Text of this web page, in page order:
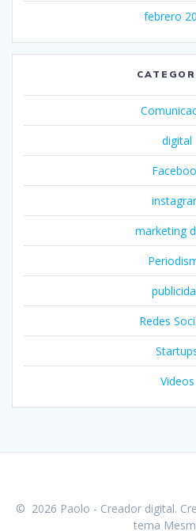
febrero
digital
marketing
Redes
Videos
© 2026 Paolo - Creador digital.
tema